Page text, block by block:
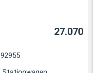
27.070
92955